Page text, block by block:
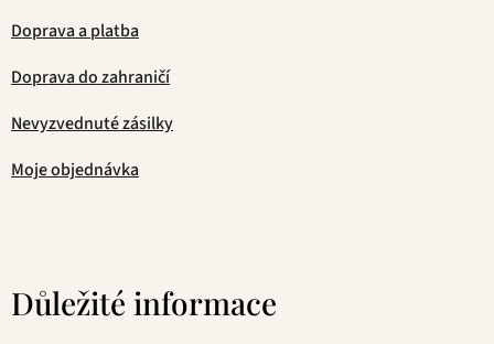
Doprava a platba
Doprava do zahraničí
Nevyzvednuté zásilky
Moje objednávka
Důležité informace